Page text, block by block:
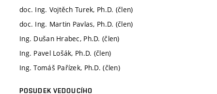
doc. Ing. Vojtěch Turek, Ph.D. (člen)
doc. Ing. Martin Pavlas, Ph.D. (člen)
Ing. Dušan Hrabec, Ph.D. (člen)
Ing. Pavel Lošák, Ph.D. (člen)
Ing. Tomáš Pařízek, Ph.D. (člen)
POSUDEK VEDOUCÍHO